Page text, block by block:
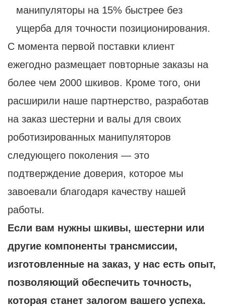
манипуляторы на 15% быстрее без
ущерба для точности позиционирования.
С момента первой поставки клиент
ежегодно размещает повторные заказы на
более чем 2000 шкивов. Кроме того, они
расширили наше партнерство, разработав
на заказ шестерни и валы для своих
роботизированных манипуляторов
следующего поколения — это
подтверждение доверия, которое мы
завоевали благодаря качеству нашей
работы.
Если вам нужны шкивы, шестерни или
другие компоненты трансмиссии,
изготовленные на заказ, у нас есть опыт,
позволяющий обеспечить точность,
которая станет залогом вашего успеха.